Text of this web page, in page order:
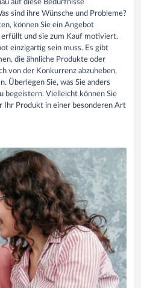
auf diese Bedürfnisse
sind ihre Wünsche und Probleme?
können Sie ein Angebot
und sie zum Kauf motiviert.
einzigartig sein muss. Es gibt
die ähnliche Produkte oder
von der Konkurrenz abzuheben,
Überlegen Sie, was Sie anders
begeistern. Vielleicht können Sie
Ihr Produkt in einer besonderen Art